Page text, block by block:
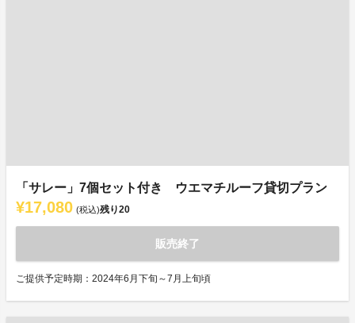
「サレー」7個セット付き ウエマチルーフ貸切プラン
¥17,080 (税込)残り20
販売終了
ご提供予定時期：2024年6月下旬～7月上旬頃